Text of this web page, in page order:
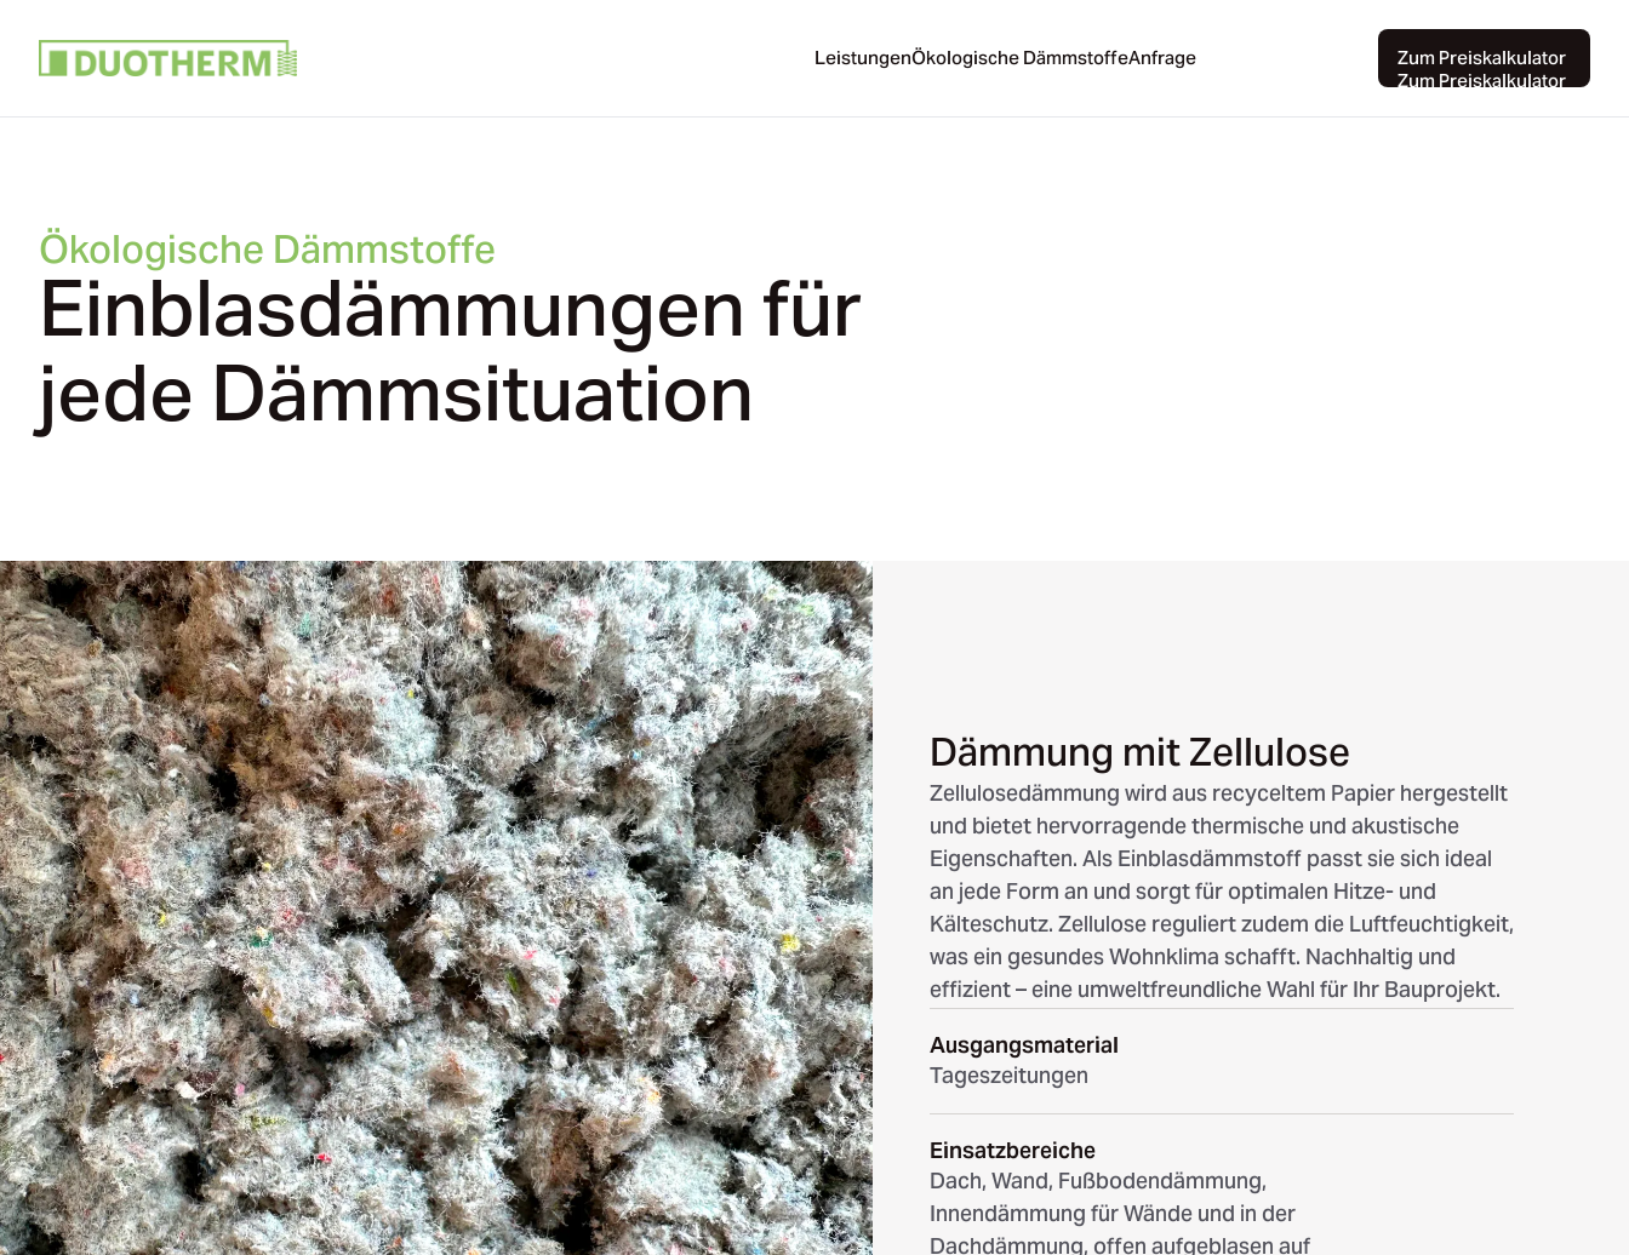
Leistungen
Leistungen
Ökologische Dämmstoffe
Ökologische Dämmstoffe
Anfrage
Anfrage
Zum Preiskalkulator
Zum Preiskalkulator
Ökologische Dämmstoffe
Einblasdämmungen für
jede Dämmsituation
Dämmung mit Zellulose
Zellulosedämmung wird aus recyceltem Papier hergestellt
und bietet hervorragende thermische und akustische
Eigenschaften. Als Einblasdämmstoff passt sie sich ideal
an jede Form an und sorgt für optimalen Hitze- und
Kälteschutz. Zellulose reguliert zudem die Luftfeuchtigkeit,
was ein gesundes Wohnklima schafft. Nachhaltig und
effizient – eine umweltfreundliche Wahl für Ihr Bauprojekt.
Ausgangsmaterial
Tageszeitungen
Einsatzbereiche
Dach, Wand, Fußbodendämmung,
Innendämmung für Wände und in der